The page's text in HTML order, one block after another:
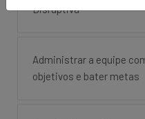
Disruptiva
Administrar a equipe
objetivos e bater metas